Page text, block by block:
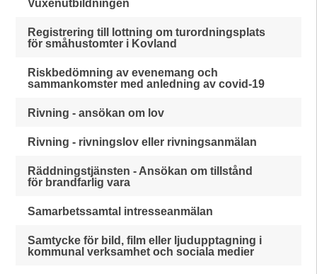
Vuxenutbildningen
Registrering till lottning om turordningsplats
för småhustomter i Kovland
Riskbedömning av evenemang och
sammankomster med anledning av covid-19
Rivning - ansökan om lov
Rivning - rivningslov eller rivningsanmälan
Räddningstjänsten - Ansökan om tillstånd
för brandfarlig vara
Samarbetssamtal intresseanmälan
Samtycke för bild, film eller ljudupptagning i
kommunal verksamhet och sociala medier